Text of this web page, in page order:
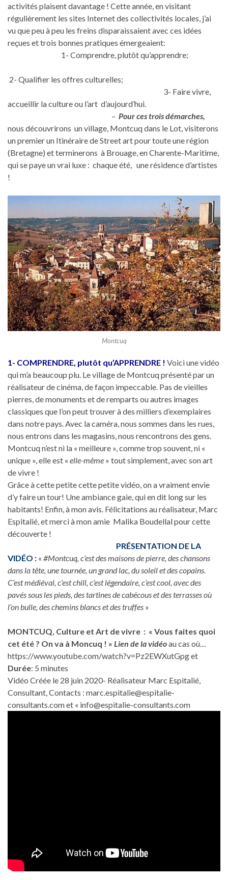
activités plaisent davantage ! Cette année, en visitant
régulièrement les sites Internet des collectivités locales, j’ai
vu que peu à peu les freins disparaissaient avec ces idées
reçues et trois bonnes pratiques émergeaient:
1- Comprendre, plutôt qu’apprendre;
2- Qualifier les offres culturelles;
3- Faire vivre,
accueillir la culture ou l’art d’aujourd’hui.
– Pour ces trois démarches,
nous découvrirons un village, Montcuq dans le Lot, visiterons
un premier un Itinéraire de Street art pour toute une région
(Bretagne) et terminerons à Brouage, en Charente-Maritime,
qui se paye un vrai luxe : chaque été, une résidence d’artistes
!
Montcuq
1- COMPRENDRE, plutôt qu’APPRENDRE ! Voici une vidéo
qui m’a beaucoup plu. Le village de Montcuq présenté par un
réalisateur de cinéma, de façon impeccable. Pas de vieilles
pierres, de monuments et de remparts ou autres images
classiques que l’on peut trouver à des milliers d’exemplaires
dans notre pays. Avec la caméra, nous sommes dans les rues,
nous entrons dans les magasins, nous rencontrons des gens.
Montcuq n’est ni la « meilleure », comme trop souvent, ni «
unique », elle est « elle-même » tout simplement, avec son art
de vivre !
Grâce à cette petite cette petite vidéo, on a vraiment envie
d’y faire un tour! Une ambiance gaie, qui en dit long sur les
habitants! Enfin, à mon avis. Félicitations au réalisateur, Marc
Espitalié, et merci à mon amie Malika Boudellal pour cette
découverte !
PRÉSENTATION DE LA
VIDÉO : « #Montcuq, c’est des maisons de pierre, des chansons
dans la tête, une tournée, un grand lac, du soleil et des copains.
C’est médiéval, c’est chill, c’est légendaire, c’est cool, avec des
pavés sous les pieds, des tartines de cabécous et des terrasses où
l’on bulle, des chemins blancs et des truffes »
MONTCUQ, Culture et Art de vivre : « Vous faites quoi
cet été ? On va à Moncuq ! » Lien de la vidéoau cas où…
https://www.youtube.com/watch?v=Pz2EWXutGpg et
Durée: 5 minutes
Vidéo Créée le 28 juin 2020- Réalisateur Marc Espitalié,
Consultant, Contacts : marc.espitalie@espitalie-
consultants.com et « info@espitalie-consultants.com